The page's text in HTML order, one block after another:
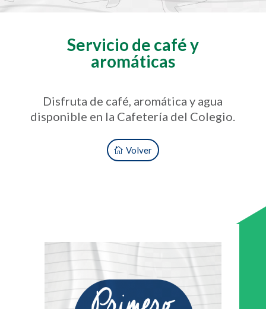
Servicio de café y
aromáticas
Disfruta de café, aromática y agua
disponible en la Cafetería del Colegio.
Volver